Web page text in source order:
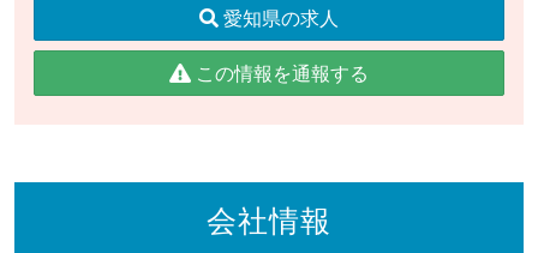
愛知県の求人
この情報を通報する
会社情報